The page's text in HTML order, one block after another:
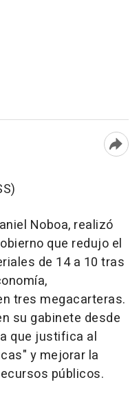
Noboa, realizó
que redujo el
de 14 a 10 tras
tres megacarteras.
su gabinete desde
que justifica al
y mejorar la
públicos.